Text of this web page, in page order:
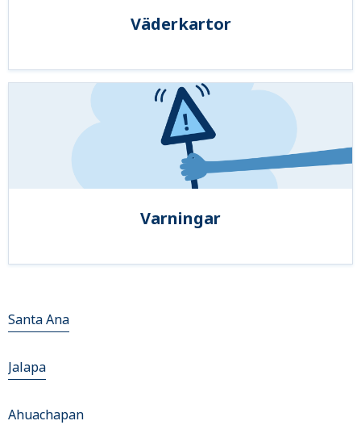
Väderkartor
Varningar
Santa Ana
Jalapa
Ahuachapan